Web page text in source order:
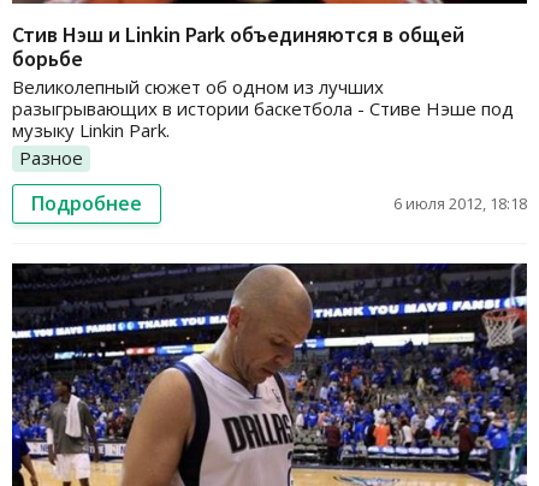
Стив Нэш и Linkin Park объединяются в общей
борьбе
Великолепный сюжет об одном из лучших
разыгрывающих в истории баскетбола - Стиве Нэше под
музыку Linkin Park.
Разное
Подробнее 6 июля 2012, 18:18